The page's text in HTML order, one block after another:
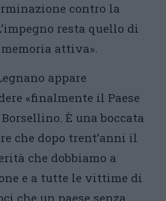
contro la
resta quello di
attiva».
appare
«finalmente il Paese
È una boccata
che dopo trent’anni il
che dobbiamo a
e a tutte le vittime di
che un paese senza